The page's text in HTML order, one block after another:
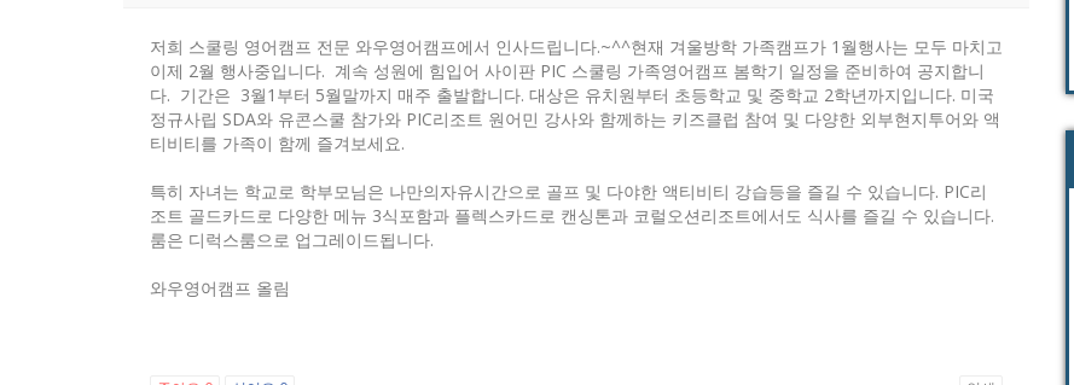
저희 스쿨링 영어캠프 전문 와우영어캠프에서 인사드립니다.~^^현재 겨울방학 가족캠프가 1월행사는 모두 마치고
이제 2월 행사중입니다. 계속 성원에 힘입어 사이판 PIC 스쿨링 가족영어캠프 봄학기 일정을 준비하여 공지합니
다. 기간은 3월1부터 5월말까지 매주 출발합니다. 대상은 유치원부터 초등학교 및 중학교 2학년까지입니다. 미국
정규사립 SDA와 유콘스쿨 참가와 PIC리조트 원어민 강사와 함께하는 키즈클럽 참여 및 다양한 외부현지투어와 액
티비티를 가족이 함께 즐겨보세요.
특히 자녀는 학교로 학부모님은 나만의자유시간으로 골프 및 다야한 액티비티 강습등을 즐길 수 있습니다. PIC리
조트 골드카드로 다양한 메뉴 3식포함과 플렉스카드로 캔싱톤과 코럴오션리조트에서도 식사를 즐길 수 있습니다.
룸은 디럭스룸으로 업그레이드됩니다.
와우영어캠프 올림